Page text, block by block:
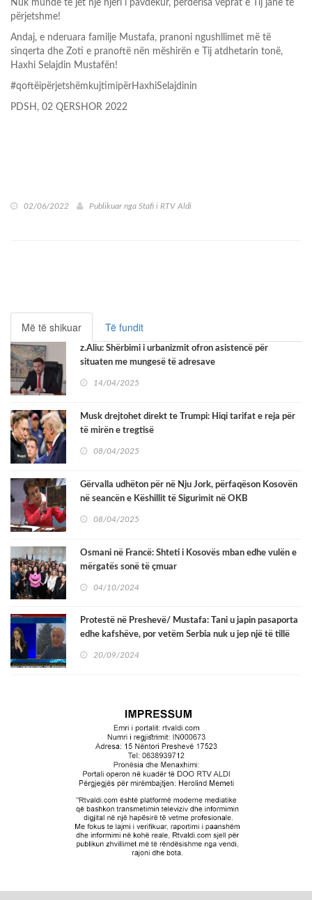
Nuk mundë të jet një njeri i pavdekur, përderisa veprat e Tij janë të
përjetshme!
Andaj, e nderuara familje Mustafa, pranoni ngushllimet më të
sinqerta dhe Zoti e pranoftë nën mëshirën e Tij atdhetarin tonë,
Haxhi Selajdin Mustafën!
#qoftëipërjetshëmkujtimipërHaxhiSelajdinin
PDSH, 02 QERSHOR 2022
02/06/2022 Publikuar nga Stafi i RTV Aldi
Më të shikuar Të fundit
z.Aliu: Shërbimi i urbanizmit ofron asistencë për
situaten me mungesë të adresave
14/04/2025
Musk drejtohet direkt te Trumpi: Hiqi tarifat e reja për
të mirën e tregtisë
08/04/2025
Gërvalla udhëton për në Nju Jork, përfaqëson Kosovën
në seancën e Këshillit të Sigurimit në OKB
08/04/2025
Osmani në Francë: Shteti i Kosovës mban edhe vulën e
mërgatës sonë të çmuar
04/10/2024
Protestë në Preshevë/ Mustafa: Tani u japin pasaporta
edhe kafshëve, por vetëm Serbia nuk u jep një të tillë
20/09/2024